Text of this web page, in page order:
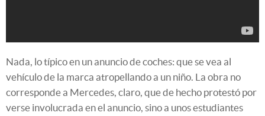
Nada, lo típico en un anuncio de coches: que se vea al
vehículo de la marca atropellando a un niño. La obra no
corresponde a Mercedes, claro, que de hecho protestó por
verse involucrada en el anuncio, sino a unos estudiantes